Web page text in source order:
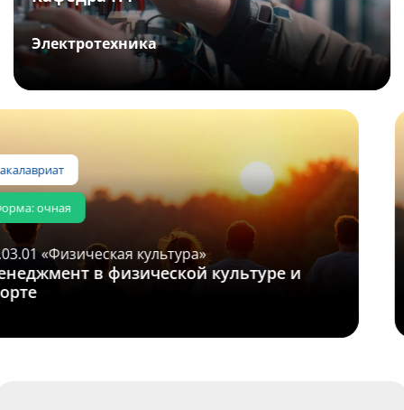
Электротехника
49.03.01 «Физическая культура»
Менеджмент в физической культуре и
спорте